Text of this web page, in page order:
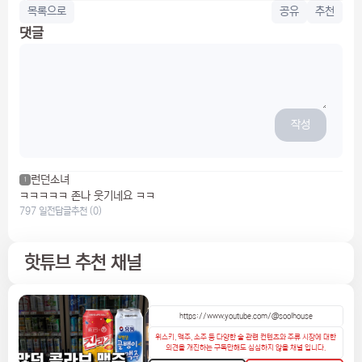
목록으로 공유 추천
댓글
작성
1
런던소녀
ㅋㅋㅋㅋㅋ 존나 웃기네요 ㅋㅋ
797 일전답글추천 (0)
핫튜브 추천 채널
https://www.youtube.com/@soolhouse
위스키, 맥주, 소주 등 다양한 술 관련 컨텐츠와 주류 시장에 대한
의견을 개진하는 구독만해도 심심하지 않을 채널 입니다.